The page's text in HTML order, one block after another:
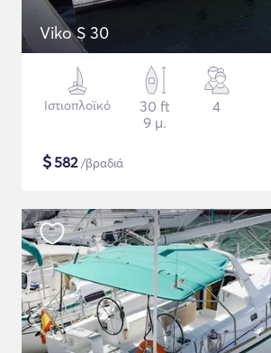
Viko S 30
Ιστιοπλοϊκό
30 ft
9 μ.
4
$582/βραδιά